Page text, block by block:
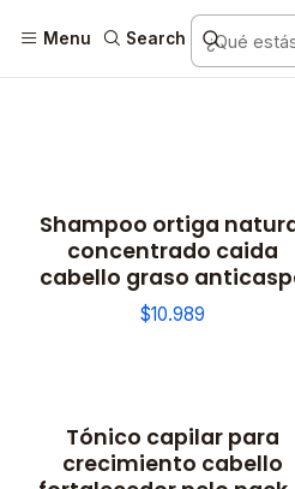
Menu Search
Shampoo ortiga
concentrado caida
cabello graso
$10.989
Tónico capilar para
crecimiento cabello